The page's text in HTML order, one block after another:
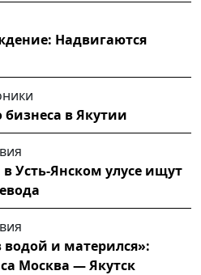
Надвигаются
в Якутии
Усть-Янском улусе ищут
и матерился»:
Москва — Якутск